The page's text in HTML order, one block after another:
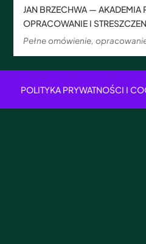
JAN BRZECHWA — AKADEMIA
OPRACOWANIE I
Pełne omówienie,
POLITYKA PRYWATNOŚCI I